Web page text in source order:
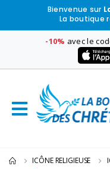
Bienvenue sur
La boutique
-10% avec le
ICÔNE RELIGIEUSE